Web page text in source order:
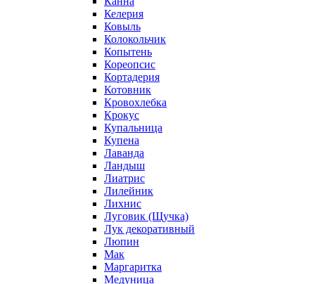
Келерия
Ковыль
Колокольчик
Копытень
Кореопсис
Кортадерия
Котовник
Кровохлебка
Крокус
Купальница
Купена
Лаванда
Ландыш
Лиатрис
Лилейник
Лихнис
Луговик (Щучка)
Лук декоративный
Люпин
Мак
Маргаритка
Медуница